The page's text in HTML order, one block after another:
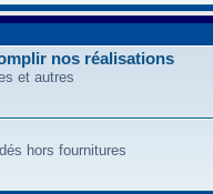
nos réalisations
et autres
hors fournitures